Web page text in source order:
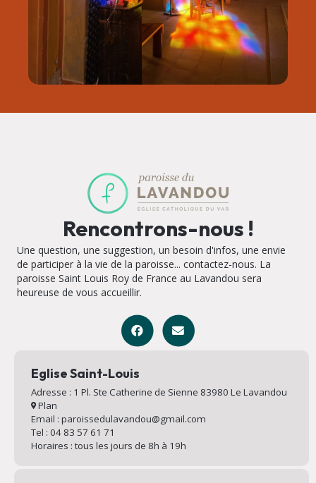
Rencontrons-nous !
Une question, une suggestion, un besoin d'infos, une envie
de participer à la vie de la paroisse... contactez-nous. La
paroisse Saint Louis Roy de France au Lavandou sera
heureuse de vous accueillir.
Eglise Saint-Louis
Adresse : 1 Pl. Ste Catherine de Sienne 83980 Le Lavandou
Plan
Email : paroissedulavandou@gmail.com
Tel : 04 83 57 61 71
Horaires : tous les jours de 8h à 19h